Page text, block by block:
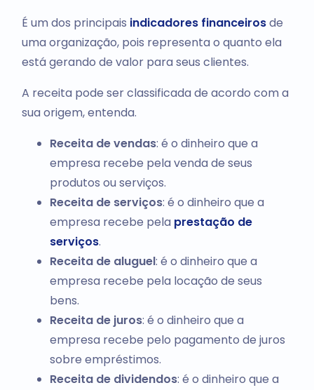
É um dos principais indicadores financeirosde
uma organização, pois representa o quanto ela
está gerando de valor para seus clientes.
A receita pode ser classificada de acordo com a
sua origem, entenda.
Receita de vendas: é o dinheiro que a
empresa recebe pela venda de seus
produtos ou serviços.
Receita de serviços: é o dinheiro que a
empresa recebe pela prestação de
serviços.
Receita de aluguel: é o dinheiro que a
empresa recebe pela locação de seus
bens.
Receita de juros: é o dinheiro que a
empresa recebe pelo pagamento de juros
sobre empréstimos.
Receita de dividendos: é o dinheiro que a